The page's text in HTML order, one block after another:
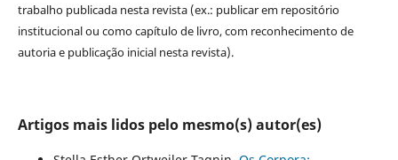
trabalho publicada nesta revista (ex.: publicar em repositório
institucional ou como capítulo de livro, com reconhecimento de
autoria e publicação inicial nesta revista).
Artigos mais lidos pelo mesmo(s) autor(es)